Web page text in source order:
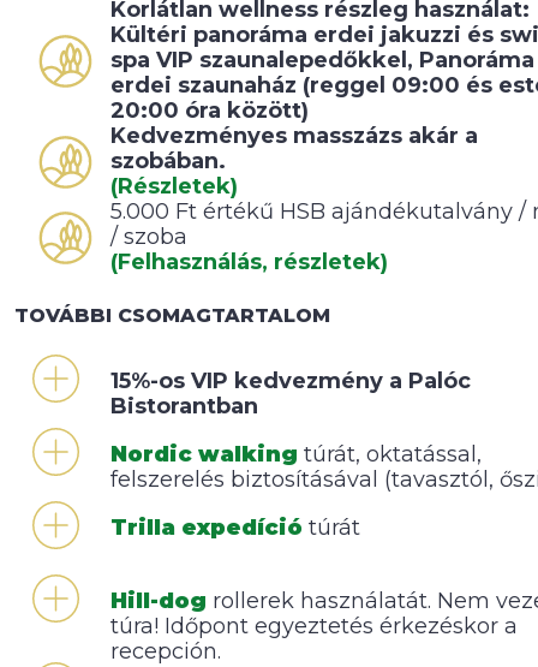
Korlátlan wellness részleg használat:
Kültéri panoráma erdei jakuzzi és
spa VIP szaunalepedőkkel, Panoráma
erdei szaunaház (reggel 09:00 és
20:00 óra között)
Kedvezményes masszázs akár a
szobában.
(Részletek)
5.000 Ft értékű HSB ajándékutalvány /
/ szoba
(Felhasználás, részletek)
TOVÁBBI CSOMAGTARTALOM
15%-os VIP kedvezmény a Palóc
Bistorantban
Nordic walking túrát, oktatással,
felszerelés biztosításával (tavasztól,
Trilla expedíció túrát
Hill-dog rollerek használatát. Nem
túra! Időpont egyeztetés érkezéskor a
recepción.